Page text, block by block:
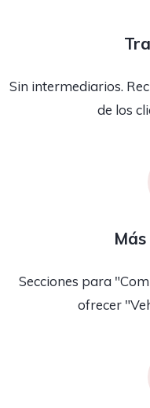
Sin intermediarios.
de los
Secciones para
ofrecer